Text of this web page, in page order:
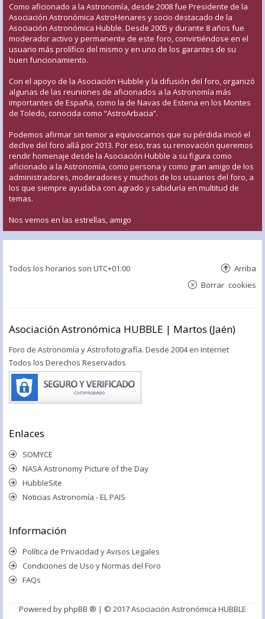
Como aficionado a la Astronomía, desde 2008 fue Presidente de la
Asociación Astronómica AstroHenares y socio destacado de la
Asociación Astronómica Hubble. Desde 2005 y durante 8 años fue
moderador activo y permanente de este foro, convirtiéndose en el
usuario más prolífico del mismo y en uno de los garantes de su
buen funcionamiento.
Con el apoyo de la Asociación Hubble y la difusión del foro, organizó
algunas de las reuniones de aficionados a la Astronomía más
importantes de España, como la de Navas de Estena en los Montes
de Toledo, conocida como “AstroArbacia”.
Podemos afirmar sin temor a equivocarnos que su pérdida inició el
declive del foro allá por 2013. Por eso, tras su renovación queremos
rendir homenaje desde la Asociación Hubble a su figura como
aficionado a la Astronomía, como persona y como gran amigo de los
administradores, moderadores y muchos de los usuarios del foro, a
los que siempre ayudaba con agrado y sabiduría en multitud de
temas.
Nos vemos en las estrellas, amigo
Todos los horarios son UTC+01:00 Arriba
Borrar cookies
Asociación Astronómica HUBBLE | Martos (Jaén)
Foro de Astronomía y Astrofotografía. Desde 2004 en Internet
Todos los Derechos Reservados
Enlaces
SOMYCE
NASA Astronomy Picture of the Day
HubbleSite
Noticias Astronomía - EL PAIS
Información
Política de Privacidad y Avisos Legales
Condiciones de Uso y Normas del Foro
FAQs
Powered byphpBB ® | © 2017 Asociación Astronómica HUBBLE